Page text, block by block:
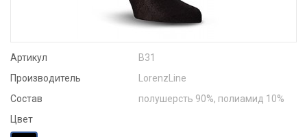
Артикул
В31
Производитель
LorenzLine
Состав
полушерсть 90%, полиамид 10%
Цвет